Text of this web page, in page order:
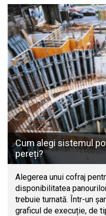
Cum alegi sistemul
pereți?
Alegerea unui cofraj
disponibilitatea
trebuie turnată. Într-un
graficul de execuție, de